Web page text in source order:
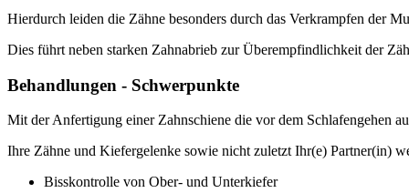
Hierdurch leiden die Zähne besonders durch das Verkrampfen der
Dies führt neben starken Zahnabrieb zur Überempfindlichkeit der
Behandlungen - Schwerpunkte
Mit der Anfertigung einer Zahnschiene die vor dem Schlafengehen
Ihre Zähne und Kiefergelenke sowie nicht zuletzt Ihr(e) Partner(in)
Bisskontrolle von Ober- und Unterkiefer